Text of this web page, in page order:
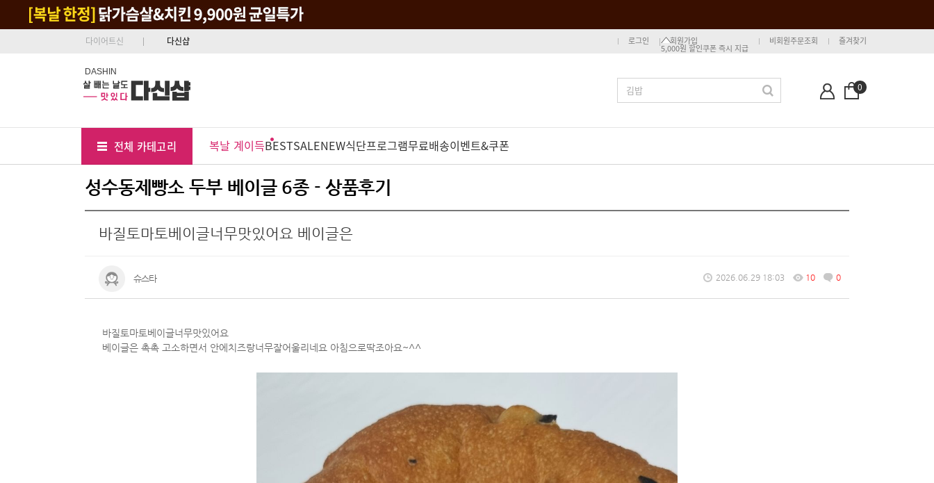
다이어트신 다신샵 로그인 회원가입
5,000원 할인쿠폰 즉시 지급
비회원주문조회 즐겨찾기
DASHIN
0
전체 카테고리 복날 계이득BESTSALENEW식단프로그램무료배송이벤트&쿠폰
성수동제빵소 두부 베이글 6종 - 상품후기
바질토마토베이글너무맛있어요 베이글은
슈스타 2026.06.29 18:03 10 0
바질토마토베이글너무맛있어요
베이글은 촉촉 고소하면서 안에치즈랑너무잘어울리네요 아침으로딱조아요~^^